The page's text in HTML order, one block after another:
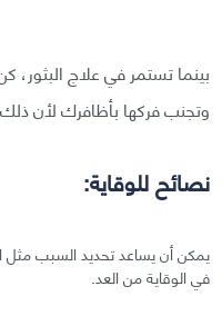
بينما تستمر في علاج
وتجنب فركها بأظافرك لأن
نصائح للوقاية:
يمكن أن يساعد تحديد السبب مثل
في الوقاية من العد.